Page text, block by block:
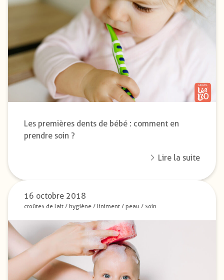
Les premières dents de bébé : comment en
prendre soin ?
Lire la suite
16 octobre 2018
croûtes de lait / hygiène / liniment / peau / soin